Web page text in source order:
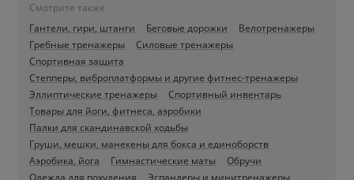
Смотрите также
Гантели, гири, штанги
Беговые дорожки
Велотренажеры
Гребные тренажеры
Силовые тренажеры
Спортивная защита
Степперы, виброплатформы и другие фитнес-тренажеры
Эллиптические тренажеры
Спортивный инвентарь
Товары для йоги, фитнеса, аэробики
Палки для скандинавской ходьбы
Груши, мешки, манекены для бокса и единоборств
Аэробика, йога
Гимнастические маты
Обручи